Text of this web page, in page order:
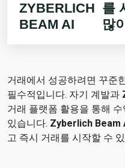
ZYBERLICH
BEAM AI
를
많
거래에서 성공하려면 꾸준
필수적입니다. 자기 계발과
거래 플랫폼 활용을 통해
있습니다. Zyberlich Beam
고 즉시 거래를 시작할 수